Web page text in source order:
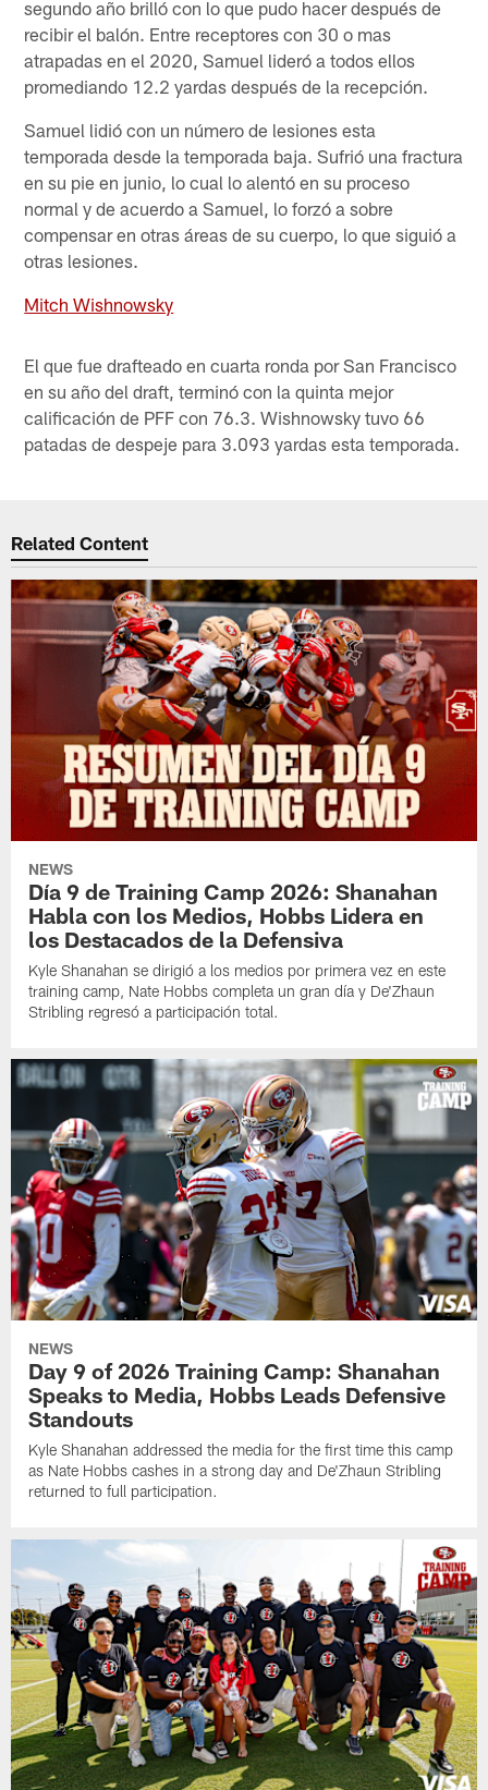
segundo año brilló con lo que pudo hacer después de
recibir el balón. Entre receptores con 30 o mas
atrapadas en el 2020, Samuel lideró a todos ellos
promediando 12.2 yardas después de la recepción.
Samuel lidió con un número de lesiones esta
temporada desde la temporada baja. Sufrió una fractura
en su pie en junio, lo cual lo alentó en su proceso
normal y de acuerdo a Samuel, lo forzó a sobre
compensar en otras áreas de su cuerpo, lo que siguió a
otras lesiones.
Mitch Wishnowsky
El que fue drafteado en cuarta ronda por San Francisco
en su año del draft, terminó con la quinta mejor
calificación de PFF con 76.3. Wishnowsky tuvo 66
patadas de despeje para 3.093 yardas esta temporada.
Related Content
NEWS
Día 9 de Training Camp 2026: Shanahan
Habla con los Medios, Hobbs Lidera en
los Destacados de la Defensiva
Kyle Shanahan se dirigió a los medios por primera vez en este
training camp, Nate Hobbs completa un gran día y De'Zhaun
Stribling regresó a participación total.
NEWS
Day 9 of 2026 Training Camp: Shanahan
Speaks to Media, Hobbs Leads Defensive
Standouts
Kyle Shanahan addressed the media for the first time this camp
as Nate Hobbs cashes in a strong day and De'Zhaun Stribling
returned to full participation.